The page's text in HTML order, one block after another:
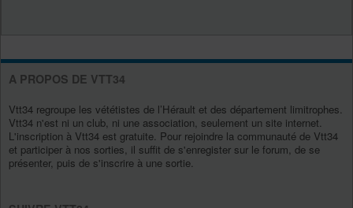
A PROPOS DE VTT34
Vtt34 regroupe les vététistes de l’Hérault et des département limitrophes.
Vtt34 n'est ni un club, ni une association, seulement un site internet.
L'inscription à Vtt34 est gratuite. Pour rejoindre la communauté de Vtt34
et participer à nos sorties, il suffit de s'enregister sur le forum, de se
présenter, puis de s'inscrire à une sortie.